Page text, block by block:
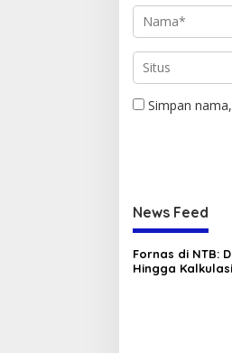
Simpan
News Feed
Fornas di NTB:
Hingga